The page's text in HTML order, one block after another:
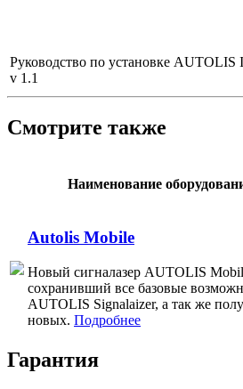
Руководство по установке AUTOLIS
v 1.1
Смотрите также
Наименование
Autolis Mobile
Новый сигналазер AUTOLIS
сохранивший все базовые
AUTOLIS Signalaizer, а так же
новых. Подробнее
Гарантия